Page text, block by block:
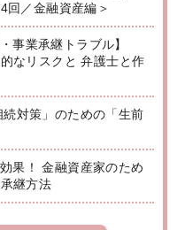
回／金融資産編＞
事業承継トラブル】
なリスクと 弁護士と作
対策」のための「生前
果！ 金融資産家のため
継方法